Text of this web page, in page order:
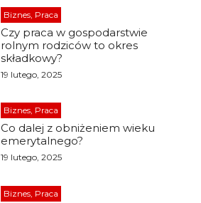
Biznes, Praca
Czy praca w gospodarstwie
rolnym rodziców to okres
składkowy?
19 lutego, 2025
Biznes, Praca
Co dalej z obniżeniem wieku
emerytalnego?
19 lutego, 2025
Biznes, Praca